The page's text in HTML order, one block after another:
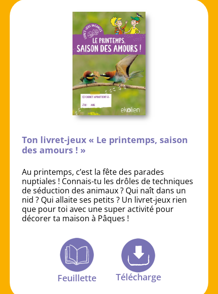
Ton livret-jeux « Le printemps, saison
des amours ! »
Au printemps, c’est la fête des parades
nuptiales ! Connais-tu les drôles de techniques
de séduction des animaux ? Qui naît dans un
nid ? Qui allaite ses petits ? Un livret-jeux rien
que pour toi avec une super activité pour
décorer ta maison à Pâques !
Feuillette Télécharge